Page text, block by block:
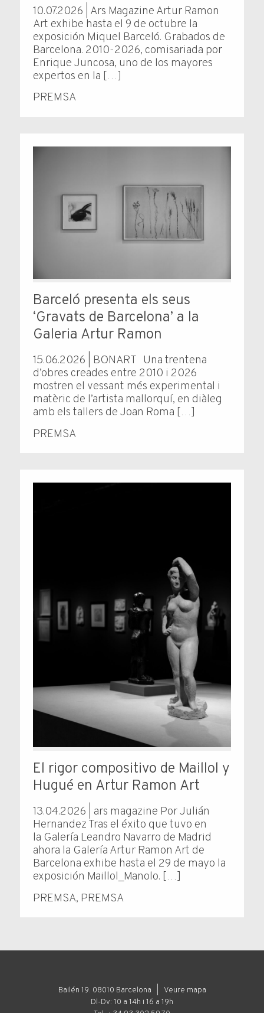
PREMSA
10.07.2026 | Ars Magazine Artur Ramon
Art exhibe hasta el 9 de octubre la
exposición Miquel Barceló. Grabados de
Barcelona. 2010-2026, comisariada por
Enrique Juncosa, uno de los mayores
expertos en la […]
PREMSA
Barceló presenta els seus
‘Gravats de Barcelona’ a la
Galeria Artur Ramon
15.06.2026 | BONART Una trentena
d’obres creades entre 2010 i 2026
mostren el vessant més experimental i
matèric de l’artista mallorquí, en diàleg
amb els tallers de Joan Roma […]
PREMSA, PREMSA
El rigor compositivo de Maillol y
Hugué en Artur Ramon Art
13.04.2026 | ars magazine Por Julián
Hernandez Tras el éxito que tuvo en
la Galería Leandro Navarro de Madrid
ahora la Galería Artur Ramon Art de
Barcelona exhibe hasta el 29 de mayo la
exposición Maillol_Manolo. […]
Bailén 19. 08010 Barcelona | Veure mapa
Dl-Dv: 10 a 14h i 16 a 19h